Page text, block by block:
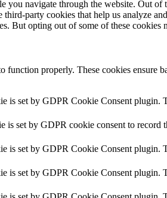
navigate through the website. Out of
party cookies that help us analyze
But opting out of some of these
function properly. These cookies ensure
is set by GDPR Cookie Consent plugin.
is set by GDPR cookie consent to record
is set by GDPR Cookie Consent plugin.
is set by GDPR Cookie Consent plugin.